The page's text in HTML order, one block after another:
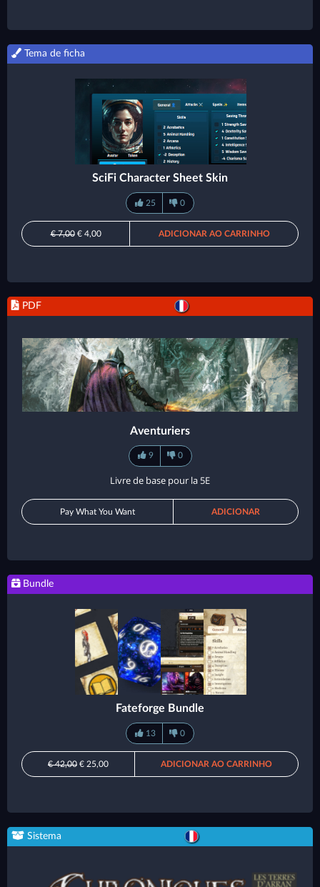
Tema de ficha
SciFi Character Sheet Skin
25 0
€ 7,00€ 4,00 ADICIONAR AO CARRINHO
PDF
Aventuriers
9 0
Livre de base pour la 5E
Pay What You Want ADICIONAR
Bundle
Fateforge Bundle
13 0
€ 42,00 € 25,00 ADICIONAR AO CARRINHO
Sistema